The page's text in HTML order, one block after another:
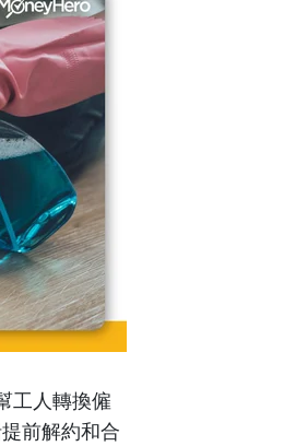
工人轉換僱
前解約和合